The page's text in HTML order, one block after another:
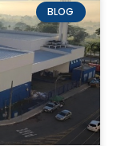
BLOG